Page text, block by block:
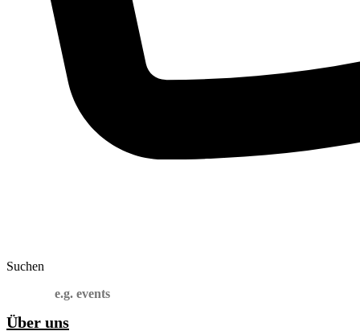
Suchen
Über uns